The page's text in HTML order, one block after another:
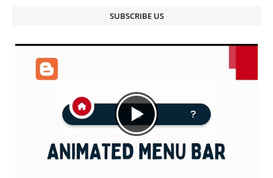
SUBSCRIBE US